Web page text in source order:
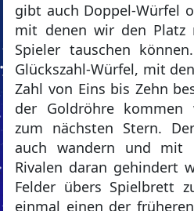
gibt auch Doppel-Würfel
mit denen wir den Platz
Spieler tauschen
Glückszahl-Würfel, mit
Zahl von Eins bis Zehn
der Goldröhre
zum nächsten Stern.
auch wandern und mit
Rivalen daran gehindert
Felder übers Spielbrett
einmal einen der